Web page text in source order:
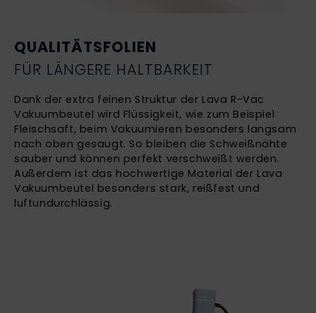
QUALITÄTSFOLIEN
FÜR LÄNGERE HALTBARKEIT
Dank der extra feinen Struktur der Lava R-Vac
Vakuumbeutel wird Flüssigkeit, wie zum Beispiel
Fleischsaft, beim Vakuumieren besonders langsam
nach oben gesaugt. So bleiben die Schweißnähte
sauber und können perfekt verschweißt werden.
Außerdem ist das hochwertige Material der Lava
Vakuumbeutel besonders stark, reißfest und
luftundurchlässig.